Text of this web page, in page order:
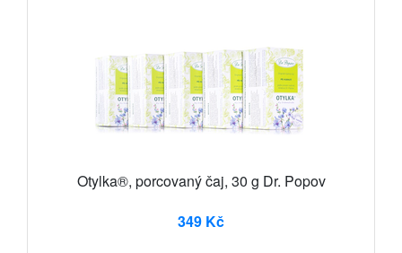
Otylka®, porcovaný čaj, 30 g Dr. Popov
349 Kč